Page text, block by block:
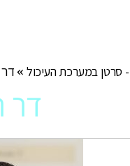
סרטן במערכת העיכול »